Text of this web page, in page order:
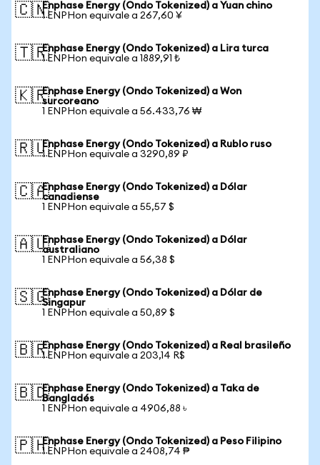
🇨🇳Enphase Energy (Ondo Tokenized) a Yuan chino
1 ENPHon equivale a 267,60 ¥
🇹🇷Enphase Energy (Ondo Tokenized) a Lira turca
1 ENPHon equivale a 1889,91 ₺
🇰🇷Enphase Energy (Ondo Tokenized) a Won
surcoreano
1 ENPHon equivale a 56.433,76 ₩
🇷🇺Enphase Energy (Ondo Tokenized) a Rublo ruso
1 ENPHon equivale a 3290,89 ₽
🇨🇦Enphase Energy (Ondo Tokenized) a Dólar
canadiense
1 ENPHon equivale a 55,57 $
🇦🇺Enphase Energy (Ondo Tokenized) a Dólar
australiano
1 ENPHon equivale a 56,38 $
🇸🇬Enphase Energy (Ondo Tokenized) a Dólar de
Singapur
1 ENPHon equivale a 50,89 $
🇧🇷Enphase Energy (Ondo Tokenized) a Real brasileño
1 ENPHon equivale a 203,14 R$
🇧🇩Enphase Energy (Ondo Tokenized) a Taka de
Bangladés
1 ENPHon equivale a 4906,88 ৳
🇵🇭Enphase Energy (Ondo Tokenized) a Peso Filipino
1 ENPHon equivale a 2408,74 ₱